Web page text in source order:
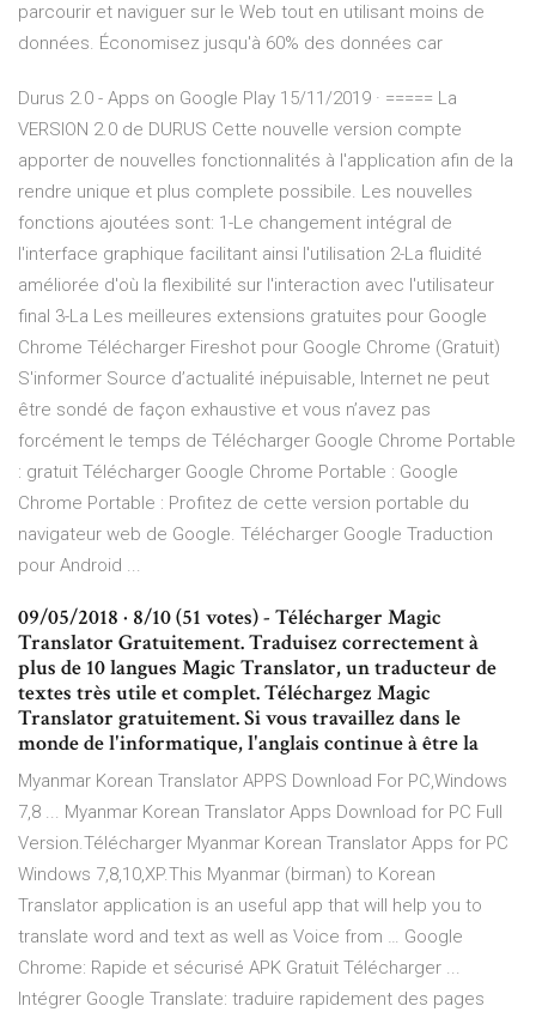
parcourir et naviguer sur le Web tout en utilisant moins de
données. Économisez jusqu'à 60% des données car
Durus 2.0 - Apps on Google Play 15/11/2019 · ===== La
VERSION 2.0 de DURUS Cette nouvelle version compte
apporter de nouvelles fonctionnalités à l'application afin de la
rendre unique et plus complete possibile. Les nouvelles
fonctions ajoutées sont: 1-Le changement intégral de
l'interface graphique facilitant ainsi l'utilisation 2-La fluidité
améliorée d'où la flexibilité sur l'interaction avec l'utilisateur
final 3-La Les meilleures extensions gratuites pour Google
Chrome Télécharger Fireshot pour Google Chrome (Gratuit)
S'informer Source d’actualité inépuisable, Internet ne peut
être sondé de façon exhaustive et vous n’avez pas
forcément le temps de Télécharger Google Chrome Portable
: gratuit Télécharger Google Chrome Portable : Google
Chrome Portable : Profitez de cette version portable du
navigateur web de Google. Télécharger Google Traduction
pour Android ...
09/05/2018 · 8/10 (51 votes) - Télécharger Magic
Translator Gratuitement. Traduisez correctement à
plus de 10 langues Magic Translator, un traducteur de
textes très utile et complet. Téléchargez Magic
Translator gratuitement. Si vous travaillez dans le
monde de l'informatique, l'anglais continue à être la
Myanmar Korean Translator APPS Download For PC,Windows
7,8 ... Myanmar Korean Translator Apps Download for PC Full
Version.Télécharger Myanmar Korean Translator Apps for PC
Windows 7,8,10,XP.This Myanmar (birman) to Korean
Translator application is an useful app that will help you to
translate word and text as well as Voice from … Google
Chrome: Rapide et sécurisé APK Gratuit Télécharger ...
Intégrer Google Translate: traduire rapidement des pages